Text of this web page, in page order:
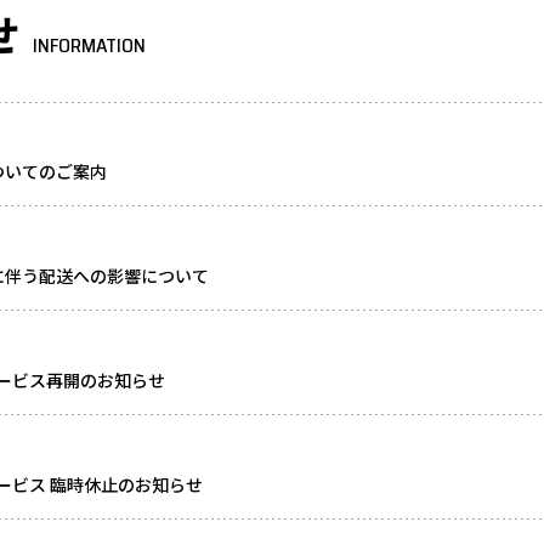
INFORMATION
てのご案内
う配送への影響について
ビス再開のお知らせ
ビス 臨時休止のお知らせ